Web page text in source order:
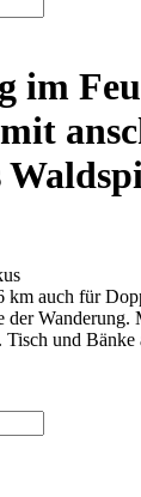
im
km auch für
der Wanderung.
Tisch und